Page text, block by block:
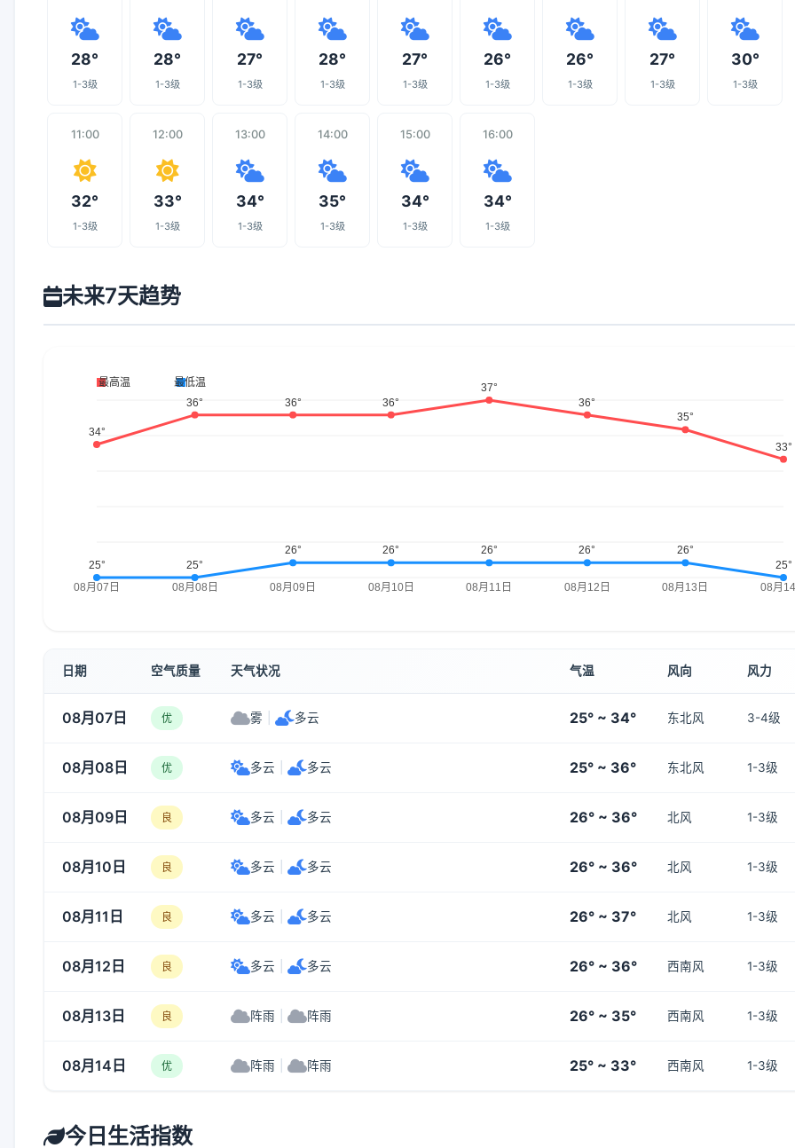
28°
1-3级
28°
1-3级
27°
1-3级
28°
1-3级
27°
1-3级
26°
1-3级
26°
1-3级
27°
1-3级
30°
1-3级
11:00
32°
1-3级
12:00
33°
1-3级
13:00
34°
1-3级
14:00
35°
1-3级
15:00
34°
1-3级
16:00
34°
1-3级
未来7天趋势
日期 空气质量 天气状况 气温 风向 风力
08月07日 优 雾 多云 25° ~ 34° 东北风 3-4级
08月08日 优 多云 多云 25° ~ 36° 东北风 1-3级
08月09日 良 多云 多云 26° ~ 36° 北风 1-3级
08月10日 良 多云 多云 26° ~ 36° 北风 1-3级
08月11日 良 多云 多云 26° ~ 37° 北风 1-3级
08月12日 良 多云 多云 26° ~ 36° 西南风 1-3级
08月13日 良 阵雨 阵雨 26° ~ 35° 西南风 1-3级
08月14日 优 阵雨 阵雨 25° ~ 33° 西南风 1-3级
今日生活指数